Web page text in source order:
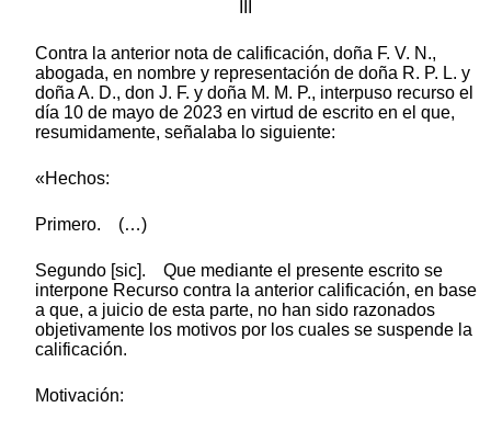
Contra la anterior nota de calificación, doña F. V. N.,
abogada, en nombre y representación de doña R. P. L. y
doña A. D., don J. F. y doña M. M. P., interpuso recurso el
día 10 de mayo de 2023 en virtud de escrito en el que,
resumidamente, señalaba lo siguiente:
«Hechos:
Primero. (…)
Segundo [sic]. Que mediante el presente escrito se
interpone Recurso contra la anterior calificación, en base
a que, a juicio de esta parte, no han sido razonados
objetivamente los motivos por los cuales se suspende la
calificación.
Motivación: